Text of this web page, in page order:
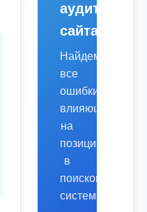
аудит
сайта
Найдем
все
ошибки,
влияющие
на
позиции
в
поисковых
системах.